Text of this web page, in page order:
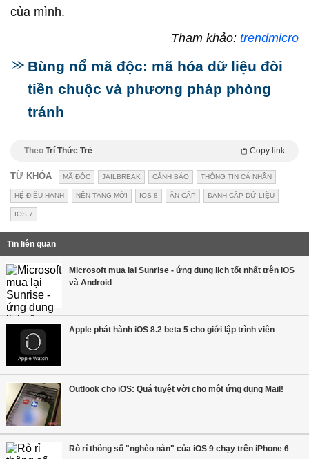
của mình.
Tham khảo: trendmicro
Bùng nổ mã độc: mã hóa dữ liệu đòi
tiền chuộc và phương pháp phòng
tránh
Theo Trí Thức Trẻ Copy link
TỪ KHÓA MÃ ĐỘC JAILBREAK CẢNH BÁO THÔNG TIN CÁ NHÂN
HỆ ĐIỀU HÀNH NỀN TẢNG MỚI IOS 8 ĂN CẮP ĐÁNH CẮP DỮ LIỆU
IOS 7
Tin liên quan
Microsoft mua lại Sunrise - ứng dụng lịch tốt nhất trên iOS
và Android
Apple phát hành iOS 8.2 beta 5 cho giới lập trình viên
Outlook cho iOS: Quá tuyệt vời cho một ứng dụng Mail!
Rò rỉ thông số "nghèo nàn" của iOS 9 chạy trên iPhone 6